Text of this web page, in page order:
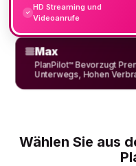
✓
HD Streaming und
Videoanrufe
Max
PlanPilot™ Bevorzugt
Unterwegs, Hohen
Wählen Sie aus